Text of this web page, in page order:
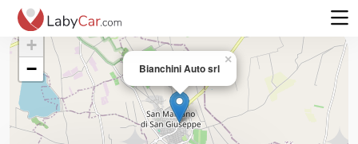
Bianchini Auto srl
×
+
−